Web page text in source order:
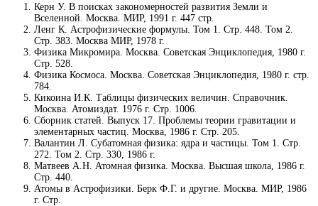
Керн У. В поисках закономерностей развития Земли и
Вселенной. Москва. МИР, 1991 г. 447 стр.
Ленг К. Астрофизические формулы. Том 1. Стр. 448. Том 2.
Стр. 383. Москва МИР, 1978 г.
Физика Микромира. Москва. Советская Энциклопедия, 1980 г.
Стр. 528.
Физика Космоса. Москва. Советская Энциклопедия, 1980 г. стр.
784.
Кикоина И.К. Таблицы физических величин. Справочник.
Москва. Атомиздат. 1976 г. Стр. 1006.
Сборник статей. Выпуск 17. Проблемы теории гравитации и
элементарных частиц. Москва, 1986 г. Стр. 205.
Валантин Л. Субатомная физика: ядра и частицы. Том 1. Стр.
272. Том 2. Стр. 330, 1986 г.
Матвеев А.Н. Атомная физика. Москва. Высшая школа, 1986 г.
Стр. 440.
Атомы в Астрофизики. Берк Ф.Г. и другие. Москва. МИР, 1986
г. Стр.